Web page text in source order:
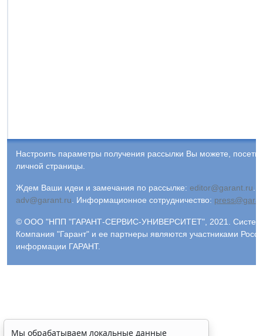
Настроить параметры получения рассылки Вы можете,
личной страницы.
Ждем Ваши идеи и замечания по рассылке: editor@garant.ru.
adv@garant.ru. Информационное сотрудничество:
© ООО "НПП "ГАРАНТ-СЕРВИС-УНИВЕРСИТЕТ", 2021. Система
Компания "Гарант" и ее партнеры являются участниками
информации ГАРАНТ.
Мы обрабатываем локальные данные